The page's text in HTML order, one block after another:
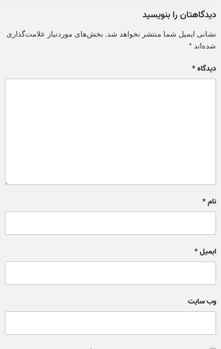
دیدگاهتان را بنویسید
نشانی ایمیل شما منتشر نخواهد شد. بخش‌های موردنیاز علامت‌گذاری
شده‌اند*
دیدگاه*
نام*
ایمیل*
وب‌ سایت